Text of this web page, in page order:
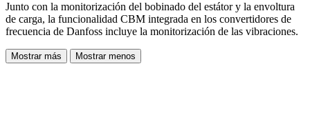
Junto con la monitorización del bobinado del estátor y la envoltura
de carga, la funcionalidad CBM integrada en los convertidores de
frecuencia de Danfoss incluye la monitorización de las vibraciones.
Mostrar más Mostrar menos